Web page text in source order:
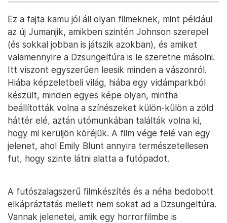
Ez a fajta kamu jól áll olyan filmeknek, mint például
az új Jumanjik, amikben szintén Johnson szerepel
(és sokkal jobban is játszik azokban), és amiket
valamennyire a Dzsungeltúra is le szeretne másolni.
Itt viszont egyszerűen leesik minden a vászonról.
Hiába képzeletbeli világ, hiába egy vidámparkból
készült, minden egyes képe olyan, mintha
beállították volna a színészeket külön-külön a zöld
háttér elé, aztán utómunkában találták volna ki,
hogy mi kerüljön köréjük. A film vége felé van egy
jelenet, ahol Emily Blunt annyira természetellesen
fut, hogy szinte látni alatta a futópadot.
A futószalagszerű filmkészítés és a néha bedobott
elkápráztatás mellett nem sokat ad a Dzsungeltúra.
Vannak jelenetei, amik egy horrorfilmbe is